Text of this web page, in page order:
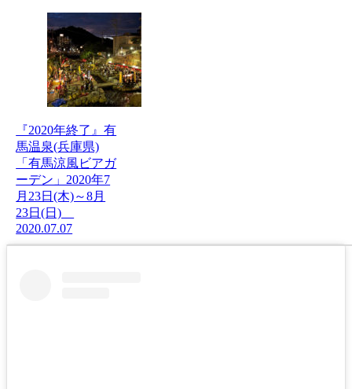
『2020年終了』有
馬温泉(兵庫県)
「有馬涼風ビアガ
ーデン」2020年7
月23日(木)～8月
23日(日)
2020.07.07